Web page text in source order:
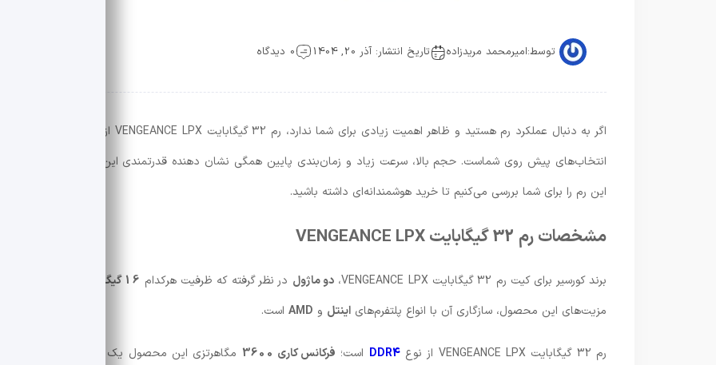
توسط:امیرمحمد مریدزاده تاریخ انتشار: آذر 20, 1404 0 دیدگاه
اگر به دنبال عملکرد رم هستید و ظاهر اهمیت زیادی برای شما ندارد، رم 32 گیگابایت VENGEANCE LPX از
انتخاب‌های پیش روی شماست. حجم بالا، سرعت زیاد و زمان‌بندی پایین همگی نشان دهنده قدرتمندی این محصول هستند. در
این رم را برای شما بررسی می‌کنیم تا خرید هوشمندانه‌ای داشته باشید.
مشخصات رم 32 گیگابایت VENGEANCE LPX
برند کورسیر برای کیت رم 32 گیگابایت VENGEANCE LPX، دو ماژول در نظر گرفته که ظرفیت هرکدام 16 گیگابایت
مزیت‌های این محصول، سازگاری آن با انواع پلتفرم‌های اینتل و AMD است.
رم 32 گیگابایت VENGEANCE LPX از نوع DDR4 است؛ فرکانس کاری 3600
مگاهرتزی این محصول یک عدد عالی برای